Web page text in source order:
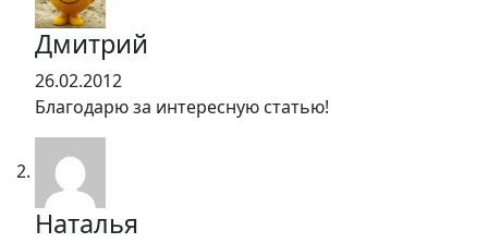
Дмитрий
26.02.2012
Благодарю за интересную статью!
Наталья